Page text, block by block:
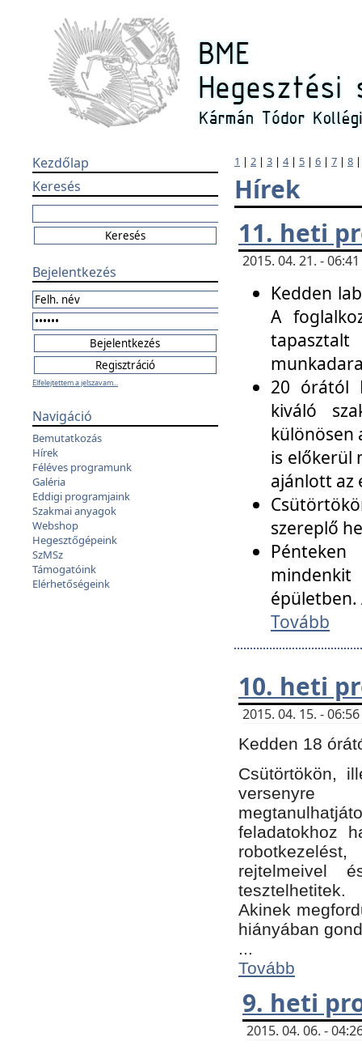
Kezdőlap
Keresés
Bejelentkezés
Elfelejtettem a jelszavam...
Navigáció
Bemutatkozás
Hírek
Féléves programunk
Galéria
Eddigi programjaink
Szakmai anyagok
Webshop
Hegesztőgépeink
SzMSz
Támogatóink
Elérhetőségeink
1 | 2 | 3 | 4| 5 | 6 | 7 | 8
Hírek
11. heti
2015. 04. 21. -
Kedden
A
20 órától
kiváló
különösen
is előkerül
ajánlott az
szereplő
épületben.
Tovább
10. heti
2015. 04. 15. -
Kedden 18
Csütörtökön,
versenyre
feladatokhoz
rejtelmeivel
tesztelhetitek.
Akinek
hiányában
...
Tovább
9. heti
2015. 04. 06. -